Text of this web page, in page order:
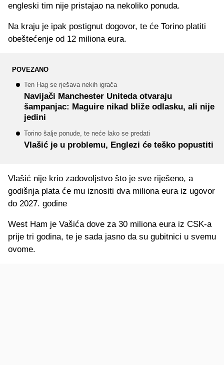
engleski tim nije pristajao na nekoliko ponuda.
Na kraju je ipak postignut dogovor, te će Torino platiti
obeštećenje od 12 miliona eura.
POVEZANO
Ten Hag se rješava nekih igrača
Navijači Manchester Uniteda otvaraju
šampanjac: Maguire nikad bliže odlasku, ali nije
jedini
Torino šalje ponude, te neće lako se predati
Vlašić je u problemu, Englezi će teško popustiti
Vlašić nije krio zadovoljstvo što je sve riješeno, a
godišnja plata će mu iznositi dva miliona eura iz ugovor
do 2027. godine
West Ham je Vašića dove za 30 miliona eura iz CSK-a
prije tri godina, te je sada jasno da su gubitnici u svemu
ovome.